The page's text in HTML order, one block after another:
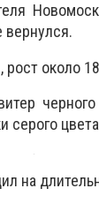
около
серого
на